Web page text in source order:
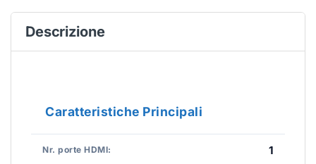
Descrizione
Caratteristiche Principali
Nr. porte HDMI: 1